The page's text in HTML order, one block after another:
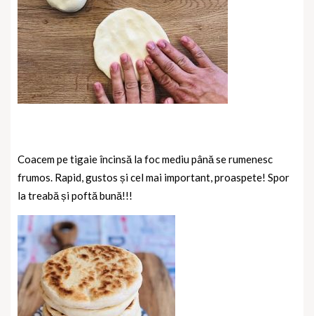
Coacem pe tigaie încinsă la foc mediu până se rumenesc
frumos. Rapid, gustos și cel mai important, proaspete! Spor
la treabă și poftă bună!!!